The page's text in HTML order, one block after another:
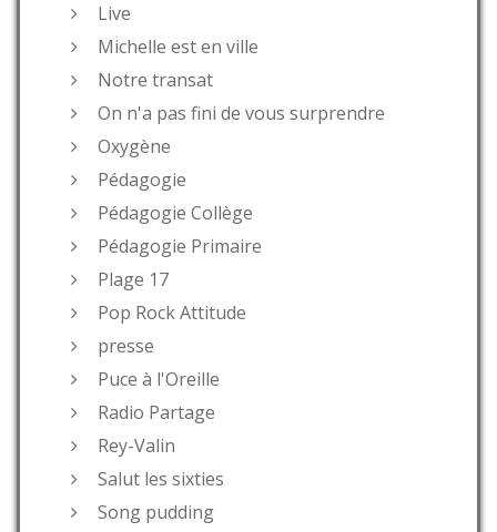
Live
Michelle est en ville
Notre transat
On n'a pas fini de vous surprendre
Oxygène
Pédagogie
Pédagogie Collège
Pédagogie Primaire
Plage 17
Pop Rock Attitude
presse
Puce à l'Oreille
Radio Partage
Rey-Valin
Salut les sixties
Song pudding